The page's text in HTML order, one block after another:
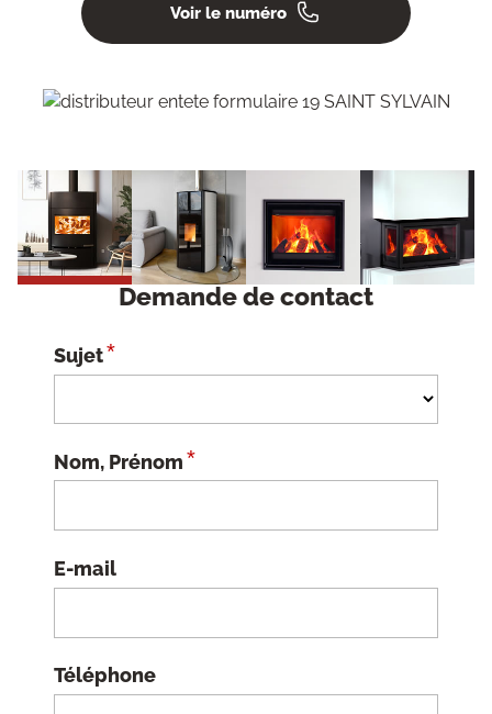
Voir le numéro
Demande de contact
Sujet*
Nom, Prénom*
E-mail
Téléphone